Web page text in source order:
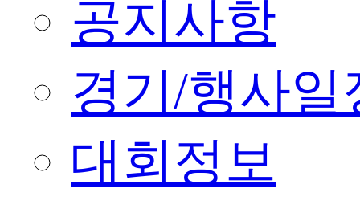
공지사항
경기/행사일
대회정보